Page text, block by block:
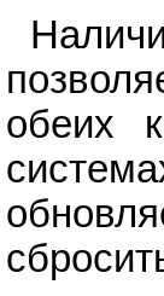
обеих